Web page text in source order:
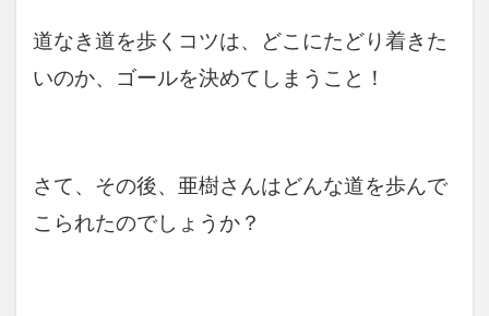
道なき道を歩くコツは、どこにたどり着きた
いのか、ゴールを決めてしまうこと！
さて、その後、亜樹さんはどんな道を歩んで
こられたのでしょうか？